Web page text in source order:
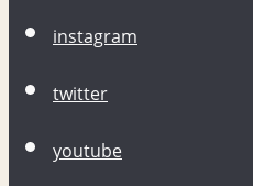
instagram
twitter
youtube